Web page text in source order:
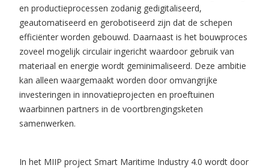
en productieprocessen zodanig gedigitaliseerd,
geautomatiseerd en gerobotiseerd zijn dat de schepen
efficiënter worden gebouwd. Daarnaast is het bouwproces
zoveel mogelijk circulair ingericht waardoor gebruik van
materiaal en energie wordt geminimaliseerd. Deze ambitie
kan alleen waargemaakt worden door omvangrijke
investeringen in innovatieprojecten en proeftuinen
waarbinnen partners in de voortbrengingsketen
samenwerken.
In het MIIP project Smart Maritime Industry 4.0 wordt door